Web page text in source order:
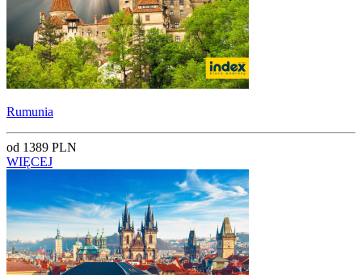
Rumunia
od 1389 PLN
WIĘCEJ